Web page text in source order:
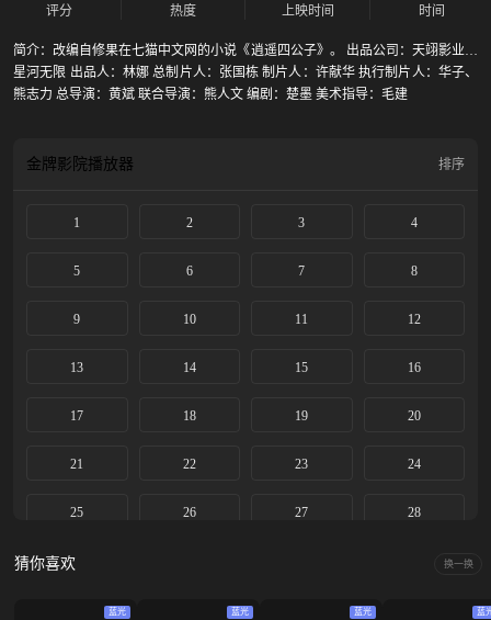
评分
热度
上映时间
时间
简介：改编自修果在七猫中文网的小说《逍遥四公子》。 出品公司：天翊影业、
星河无限 出品人：林娜 总制片人：张国栋 制片人：许献华 执行制片人：华子、
熊志力 总导演：黄斌 联合导演：熊人文 编剧：楚墨 美术指导：毛建
金牌影院播放器 排序
1 2 3 4
5 6 7 8
9 10 11 12
13 14 15 16
17 18 19 20
21 22 23 24
25 26 27 28
29
猜你喜欢 换一换
蓝光 蓝光 蓝光 蓝